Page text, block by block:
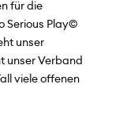
für die
Serious Play©
unser
unser Verband
viele offenen